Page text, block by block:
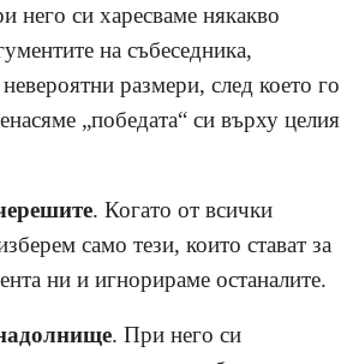
него си харесваме някакво
на събеседника,
размери, след което го
„победата“ си върху целия
. Когато от всички
само тези, които стават за
ни и игнорираме останалите.
. При него си